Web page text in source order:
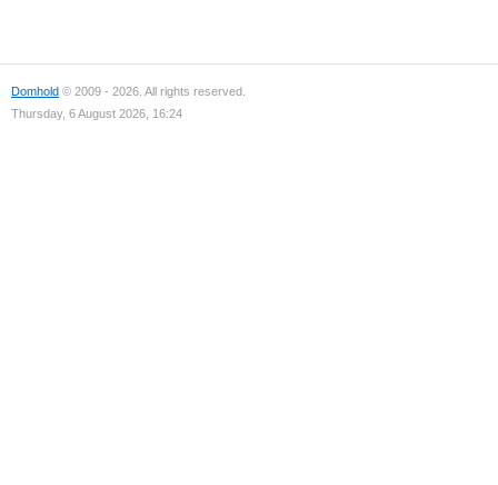
Domhold © 2009 - 2026. All rights reserved.
Thursday, 6 August 2026, 16:24